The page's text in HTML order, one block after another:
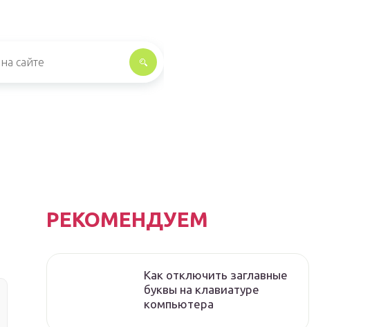
РЕКОМЕНДУЕМ
Как отключить заглавные
буквы на клавиатуре
компьютера